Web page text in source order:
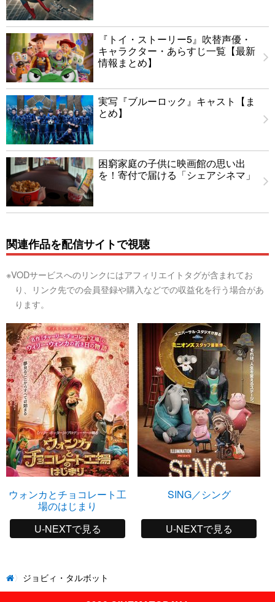
『トイ・ストーリー5』吹替声優・
キャラクター・あらすじ一覧【最新
情報まとめ】
実写『ブルーロック』キャスト【ま
とめ】
困窮家庭の子供に映画館の思い出
を！寄付で届ける「シェアシネマ」
関連作品を配信サイトで視聴
※VODサービスへのリンクにはアフィリエイトタグが含まれてお
り、リンク先での会員登録や購入などでの収益化を行う場合があ
ります。
ウォンカとチョコレート工
場のはじまり
U-NEXTで見る
SING／シング
U-NEXTで見る
ジョビィ・タルボット